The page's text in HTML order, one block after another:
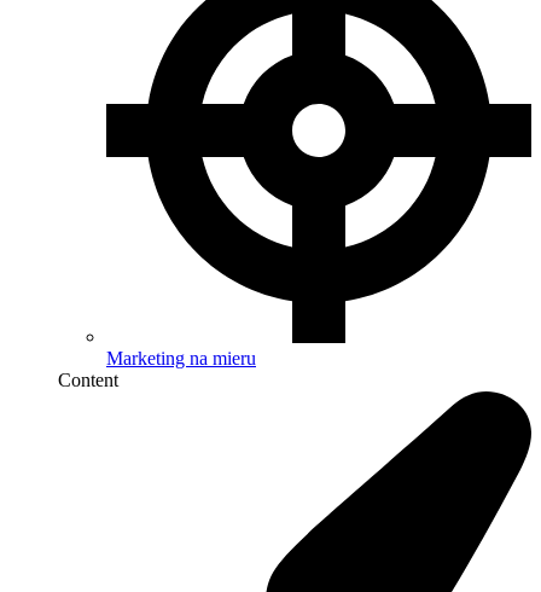
Marketing na mieru
Content